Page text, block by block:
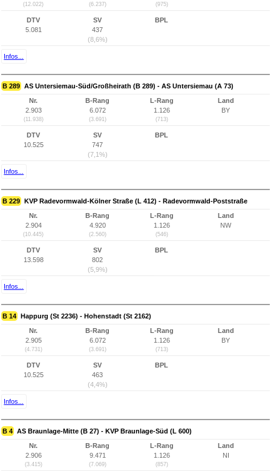
(12.022) (6.237) (975)
DTV
5.081
SV
437
(8,6%)
BPL
Infos...
B 289 AS Untersiemau-Süd/Großheirath (B 289) - AS Untersiemau (A 73)
Nr.
2.903
(11.938)
B-Rang
6.072
(3.691)
L-Rang
1.126
(713)
Land
BY
DTV
10.525
SV
747
(7,1%)
BPL
Infos...
B 229 KVP Radevormwald-Kölner Straße (L 412) - Radevormwald-Poststraße
Nr.
2.904
(10.445)
B-Rang
4.920
(2.560)
L-Rang
1.126
(546)
Land
NW
DTV
13.598
SV
802
(5,9%)
BPL
Infos...
B 14 Happurg (St 2236) - Hohenstadt (St 2162)
Nr.
2.905
(4.731)
B-Rang
6.072
(3.691)
L-Rang
1.126
(713)
Land
BY
DTV
10.525
SV
463
(4,4%)
BPL
Infos...
B 4 AS Braunlage-Mitte (B 27) - KVP Braunlage-Süd (L 600)
Nr.
2.906
(3.415)
B-Rang
9.471
(7.069)
L-Rang
1.126
(857)
Land
NI